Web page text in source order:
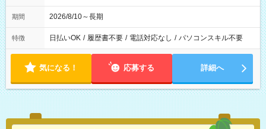
期間 2026/8/10～長期
特徴 日払いOK / 履歴書不要 / 電話対応なし / パソコンスキル不要
気になる！ 応募する 詳細へ